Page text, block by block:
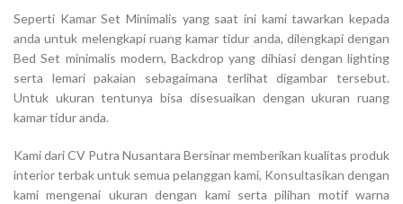
Seperti Kamar Set Minimalis yang saat ini kami tawarkan kepada
anda untuk melengkapi ruang kamar tidur anda, dilengkapi dengan
Bed Set minimalis modern, Backdrop yang dihiasi dengan lighting
serta lemari pakaian sebagaimana terlihat digambar tersebut.
Untuk ukuran tentunya bisa disesuaikan dengan ukuran ruang
kamar tidur anda.
Kami dari CV Putra Nusantara Bersinar memberikan kualitas produk
interior terbak untuk semua pelanggan kami, Konsultasikan dengan
kami mengenai ukuran dengan kami serta pilihan motif warna